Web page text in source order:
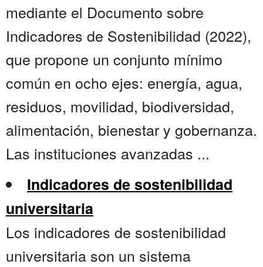
mediante el Documento sobre
Indicadores de Sostenibilidad (2022),
que propone un conjunto mínimo
común en ocho ejes: energía, agua,
residuos, movilidad, biodiversidad,
alimentación, bienestar y gobernanza.
Las instituciones avanzadas ...
Indicadores de sostenibilidad
universitaria
Los indicadores de sostenibilidad
universitaria son un sistema